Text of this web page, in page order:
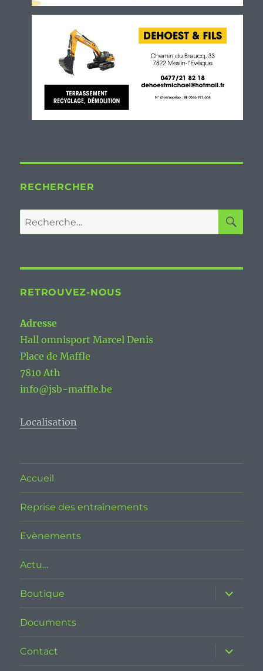
RECHERCHER
Recherche
pour :
RETROUVEZ-NOUS
Adresse
Hall omnisport Marcel Denis
Place de Maffle
7810 Ath
info@jsb-maffle.be
Localisation
Accueil
Reprise des entraînements
Evènements
Actu…
Boutique
ouvrir
le
sous-
Documents
Contact
ouvrir
le
sous-